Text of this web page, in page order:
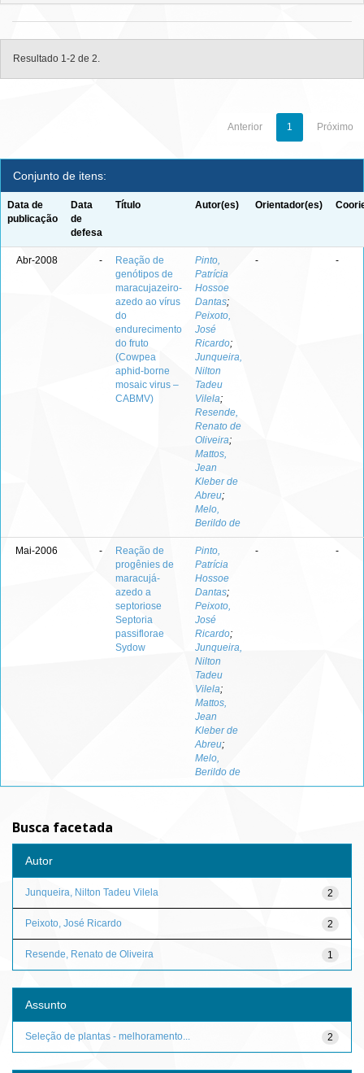
Resultado 1-2 de 2.
Anterior 1 Próximo
Conjunto de itens:
Data de
publicação
Data
de
defesa
Título Autor(es) Orientador(es)
Abr-2008 -
Reação de
genótipos de
maracujazeiro-
azedo ao vírus
do
endurecimento
do fruto
(Cowpea
aphid-borne
mosaic virus –
CABMV)
Pinto,
Patrícia
Hossoe
Dantas;
Peixoto,
José
Ricardo;
Junqueira,
Nilton
Tadeu
Vilela;
Resende,
Renato de
Oliveira;
Mattos,
Jean
Kleber de
Abreu;
Melo,
Berildo de
- -
Mai-2006 -
Reação de
progênies de
maracujá-
azedo a
septoriose
Septoria
passiflorae
Sydow
Pinto,
Patrícia
Hossoe
Dantas;
Peixoto,
José
Ricardo;
Junqueira,
Nilton
Tadeu
Vilela;
Mattos,
Jean
Kleber de
Abreu;
Melo,
Berildo de
- -
Busca facetada
Autor
2
Junqueira, Nilton Tadeu Vilela
2
Peixoto, José Ricardo
1
Resende, Renato de Oliveira
Assunto
2
Seleção de plantas - melhoramento...